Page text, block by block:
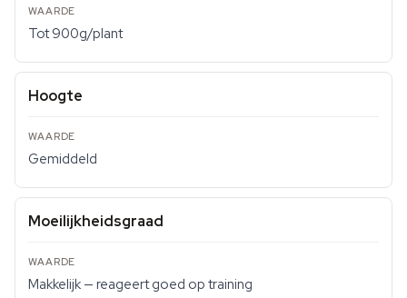
Tot 900g/plant
Hoogte
Gemiddeld
Moeilijkheidsgraad
Makkelijk — reageert goed op training